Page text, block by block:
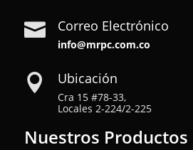
 Correo Electrónico
info@mrpc.com.co
 Ubicación
Cra 15 #78-33,
Locales 2-224/2-225
Nuestros Productos